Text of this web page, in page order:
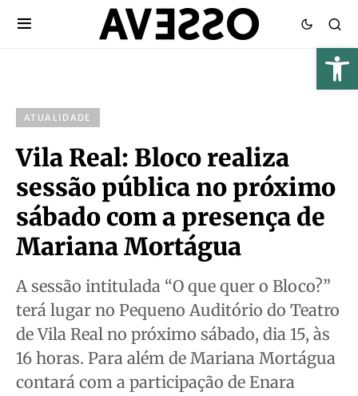
ATUALIDADE
Vila Real: Bloco realiza
sessão pública no próximo
sábado com a presença de
Mariana Mortágua
A sessão intitulada “O que quer o Bloco?”
terá lugar no Pequeno Auditório do Teatro
de Vila Real no próximo sábado, dia 15, às
16 horas. Para além de Mariana Mortágua
contará com a participação de Enara